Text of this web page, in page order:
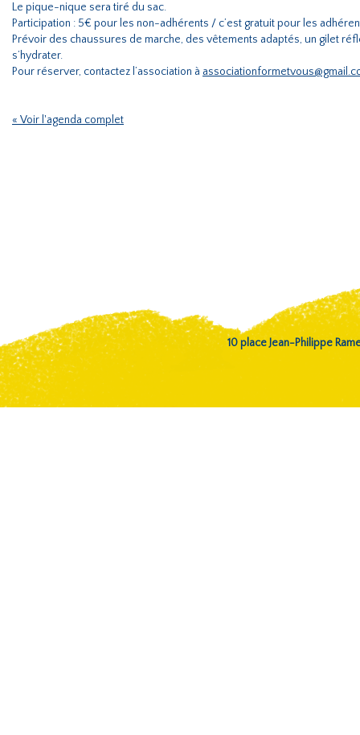
Le pique-nique sera tiré du sac.
Participation : 5€ pour les non-adhérents / c’est gratuit pour les
Prévoir des chaussures de marche, des vêtements adaptés, un gilet
s’hydrater.
Pour réserver, contactez l’association à
« Voir l'agenda complet
10 place Jean-Philippe